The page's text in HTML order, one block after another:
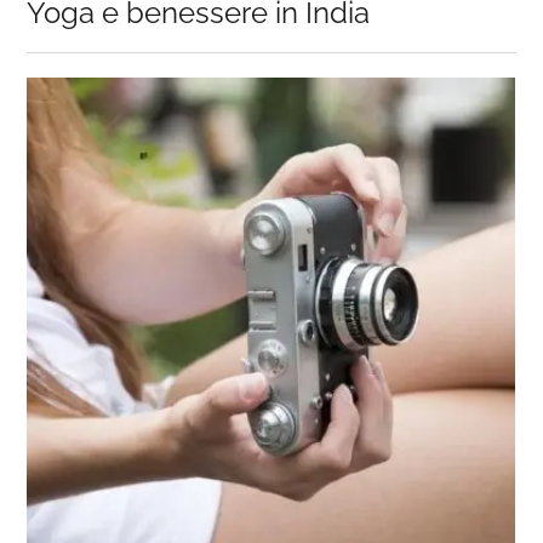
Yoga e benessere in India